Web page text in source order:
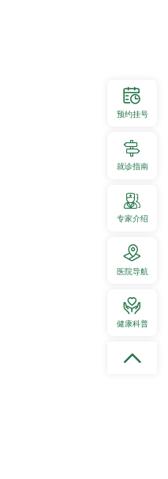
预约挂号
就诊指南
专家介绍
医院导航
健康科普